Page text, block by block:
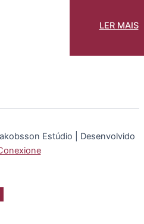
séculos
LER MAIS
Estúdio | Desenvolvido